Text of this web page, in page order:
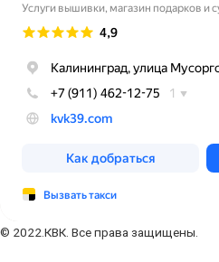
© 2022.КВК. Все права защищены.